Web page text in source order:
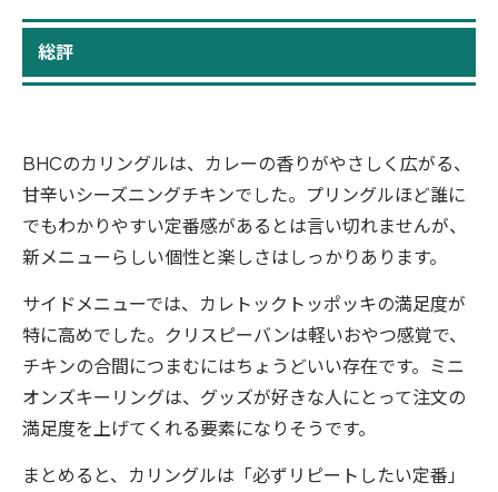
総評
BHCのカリングルは、カレーの香りがやさしく広がる、
甘辛いシーズニングチキンでした。プリングルほど誰に
でもわかりやすい定番感があるとは言い切れませんが、
新メニューらしい個性と楽しさはしっかりあります。
サイドメニューでは、カレトックトッポッキの満足度が
特に高めでした。クリスピーバンは軽いおやつ感覚で、
チキンの合間につまむにはちょうどいい存在です。ミニ
オンズキーリングは、グッズが好きな人にとって注文の
満足度を上げてくれる要素になりそうです。
まとめると、カリングルは「必ずリピートしたい定番」